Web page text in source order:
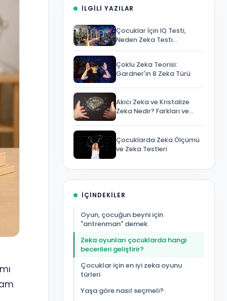
İLGILI YAZILAR
Çocuklar İçin IQ Testi,
Neden Zeka Testi
Yaptırmalısınız?
Çoklu Zeka Teorisi:
Gardner'ın 8 Zeka Türü
Akıcı Zeka ve Kristalize
Zeka Nedir? Farkları ve
Çocuklarda Zeka Ölçümü
ve Zeka Testleri
İÇINDEKILER
Oyun, çocuğun beyni için
"antrenman" demek
Zeka oyunları çocuklarda hangi
becerileri geliştirir?
Çocuklar için en iyi zeka oyunu
türleri
Yaşa göre nasıl seçmeli?